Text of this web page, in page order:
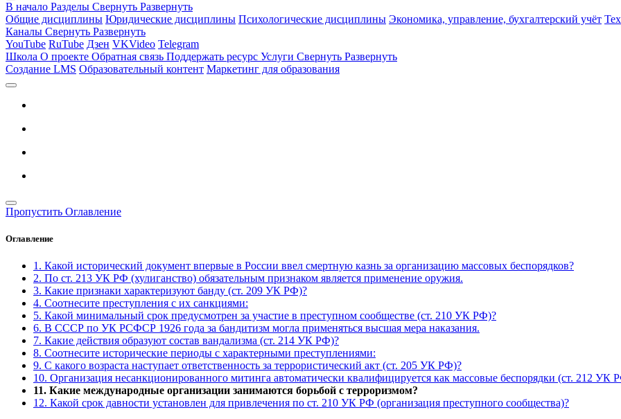
В начало Разделы Свернуть Развернуть
Общие дисциплины Юридические дисциплины Психологические дисциплины Экономика, управление, бухгалтерский учёт
Каналы Свернуть Развернуть
YouTube RuTube Дзен VKVideo Telegram
Школа О проекте Обратная связь Поддержать ресурс Услуги Свернуть Развернуть
Создание LMS Образовательный контент Маркетинг для образования
Пропустить Оглавление
Оглавление
1. Какой исторический документ впервые в России ввел смертную казнь за организацию массовых беспорядков?
2. По ст. 213 УК РФ (хулиганство) обязательным признаком является применение оружия.
3. Какие признаки характеризуют банду (ст. 209 УК РФ)?
4. Соотнесите преступления с их санкциями:
5. Какой минимальный срок предусмотрен за участие в преступном сообществе (ст. 210 УК РФ)?
6. В СССР по УК РСФСР 1926 года за бандитизм могла применяться высшая мера наказания.
7. Какие действия образуют состав вандализма (ст. 214 УК РФ)?
8. Соотнесите исторические периоды с характерными преступлениями:
9. С какого возраста наступает ответственность за террористический акт (ст. 205 УК РФ)?
10. Организация несанкционированного митинга автоматически квалифицируется как массовые беспорядки (ст. 212 УК
11. Какие международные организации занимаются борьбой с терроризмом?
12. Какой срок давности установлен для привлечения по ст. 210 УК РФ (организация преступного сообщества)?